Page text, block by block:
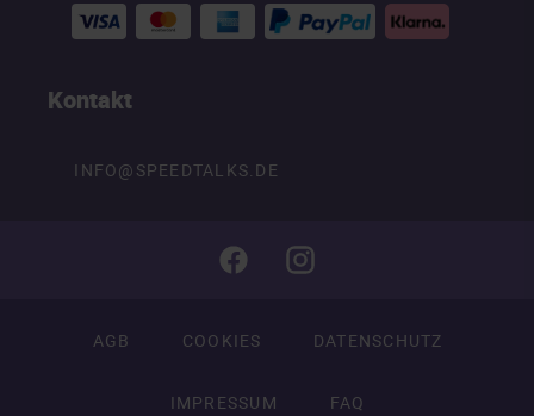
Kontakt
INFO@SPEEDTALKS.DE
AGB COOKIES DATENSCHUTZ
IMPRESSUM FAQ